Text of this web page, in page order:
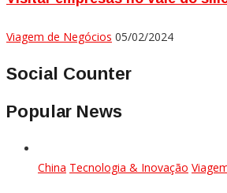
Viagem de Negócios 05/02/2024
Social Counter
Popular News
China Tecnologia & Inovação